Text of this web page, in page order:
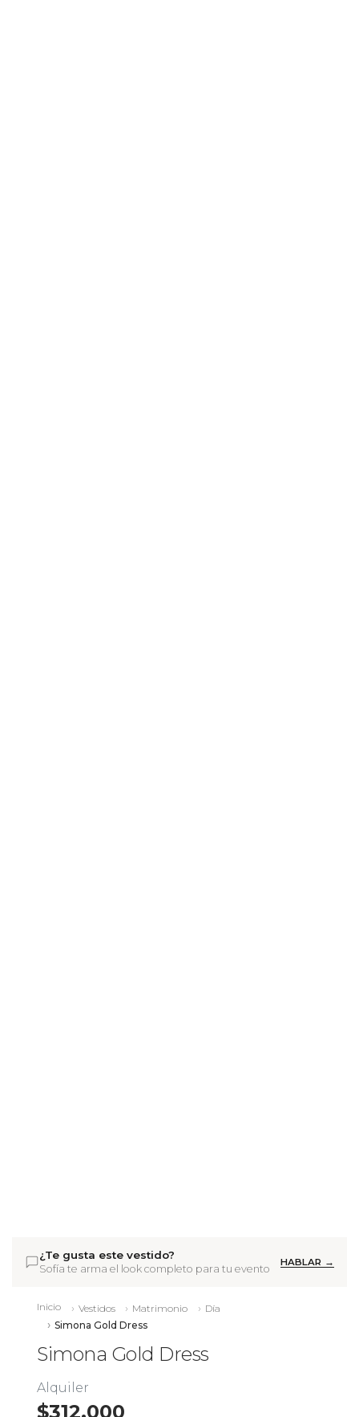
¿Te gusta este vestido?
Sofía te arma el look completo para tu evento
HABLAR →
Inicio Vestidos Matrimonio
Día
Simona Gold Dress
Simona Gold Dress
Alquiler
$312.000